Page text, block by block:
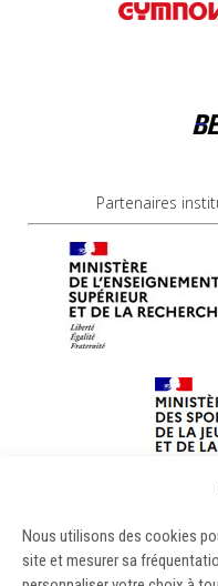
Nous utilisons des cookies
site et mesurer sa
Partenaires